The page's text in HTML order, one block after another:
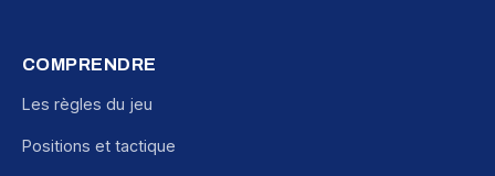
COMPRENDRE
Les règles du jeu
Positions et tactique